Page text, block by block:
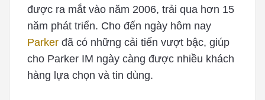
được ra mắt vào năm 2006, trải qua hơn 15
năm phát triển. Cho đến ngày hôm nay
Parker đã có những cải tiến vượt bậc, giúp
cho Parker IM ngày càng được nhiều khách
hàng lựa chọn và tin dùng.